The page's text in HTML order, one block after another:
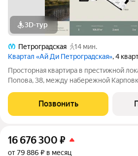
3D-тур
Петроградская
14 мин.
Квартал «Ай Ди Петроградская», 4
Просторная квартира в престижной локации ул.
Попова, 38, между набережной
виды на Иоанновский монастырь и
доступности метро
Позвонить
16 676 300 ₽
от 79 886 ₽ в месяц